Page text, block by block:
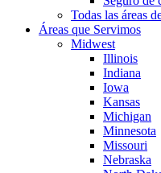
Todas las áreas
Áreas que Servimos
Midwest
Illinois
Indiana
Iowa
Kansas
Michigan
Minnesota
Missouri
Nebraska